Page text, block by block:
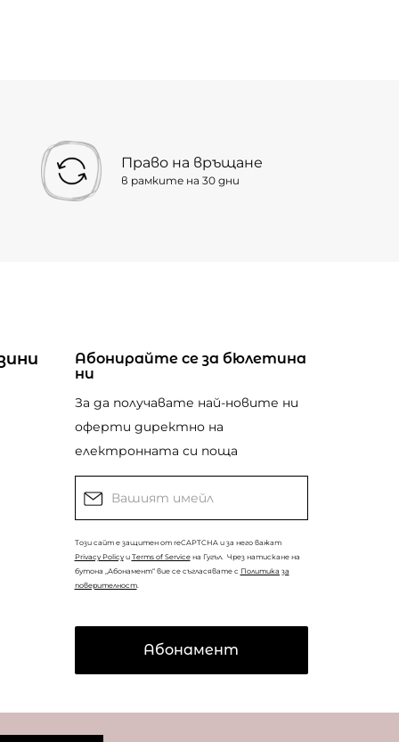
Право на връщане
в рамките на 30 дни
Абонирайте се за бюлетина
ни
За да получавате най-новите ни
оферти директно на
електронната си поща
Този сайт е защитен от reCAPTCHA и за него важат
Privacy Policyи Terms of Serviceна Гугъл. Чрез натискане на
бутона „Абонамент“ вие се съгласявате с Политика за
поверителност.
Абонамент
© CopyrightCoolclub